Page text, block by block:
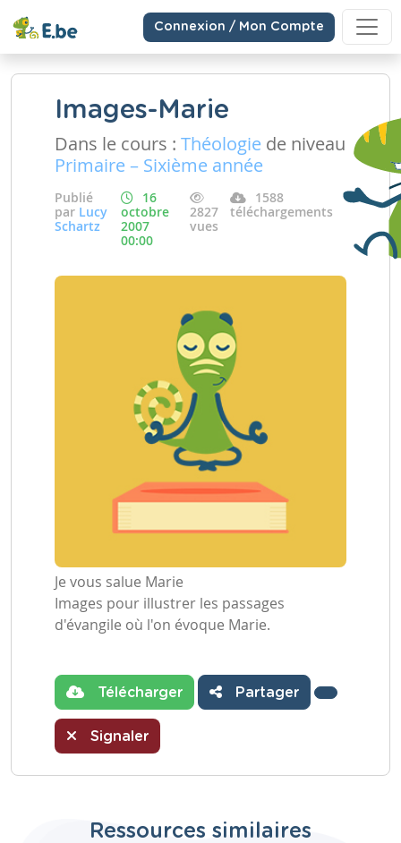
Connexion / Mon Compte
Images-Marie
Dans le cours : Théologie de niveau
Primaire – Sixième année
Publié
par Lucy
Schartz
16
octobre
2007
00:00
2827
vues
1588
téléchargements
Je vous salue Marie
Images pour illustrer les passages
d'évangile où l'on évoque Marie.
Télécharger Partager
Signaler
Ressources similaires